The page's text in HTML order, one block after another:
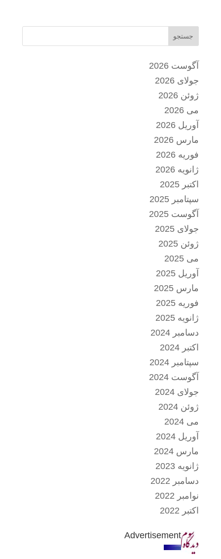
جستجو
آگوست 2026
جولای 2026
ژوئن 2026
می 2026
آوریل 2026
مارس 2026
فوریه 2026
ژانویه 2026
اکتبر 2025
سپتامبر 2025
آگوست 2025
جولای 2025
ژوئن 2025
می 2025
آوریل 2025
مارس 2025
فوریه 2025
ژانویه 2025
دسامبر 2024
اکتبر 2024
سپتامبر 2024
آگوست 2024
جولای 2024
ژوئن 2024
می 2024
آوریل 2024
مارس 2024
ژانویه 2023
دسامبر 2022
نوامبر 2022
اکتبر 2022
Advertisement